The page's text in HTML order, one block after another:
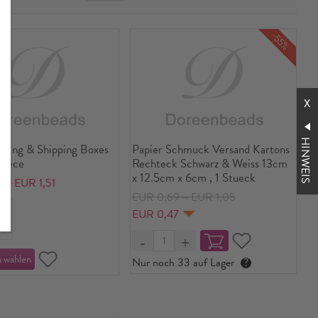
HINWEIS
& Shipping Boxes
EUR 1,51
-55%
Papier Schmuck Versand Kartons
Rechteck Schwarz & Weiss 13cm
x 12.5cm x 6cm , 1 Stueck
EUR 0,69～EUR 1,05
EUR 0,47
Nur noch 33 auf Lager ?